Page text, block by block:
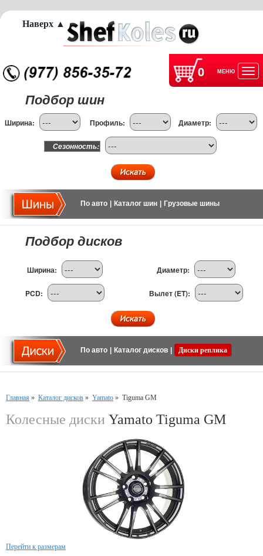
0 МЕНЮ
Подбор шин
Ширина: Профиль: Диаметр:
Сезонность:
По авто Каталог шин Грузовые шины
Подбор дисков
Ширина: Диаметр:
PCD: Вылет (ET):
По авто Каталог дисков Диски реплика
Главная » Каталог дисков » Yamato » Tiguma GM
Колесные диски Yamato Tiguma GM
Перейти к размерам
Наверх ▲